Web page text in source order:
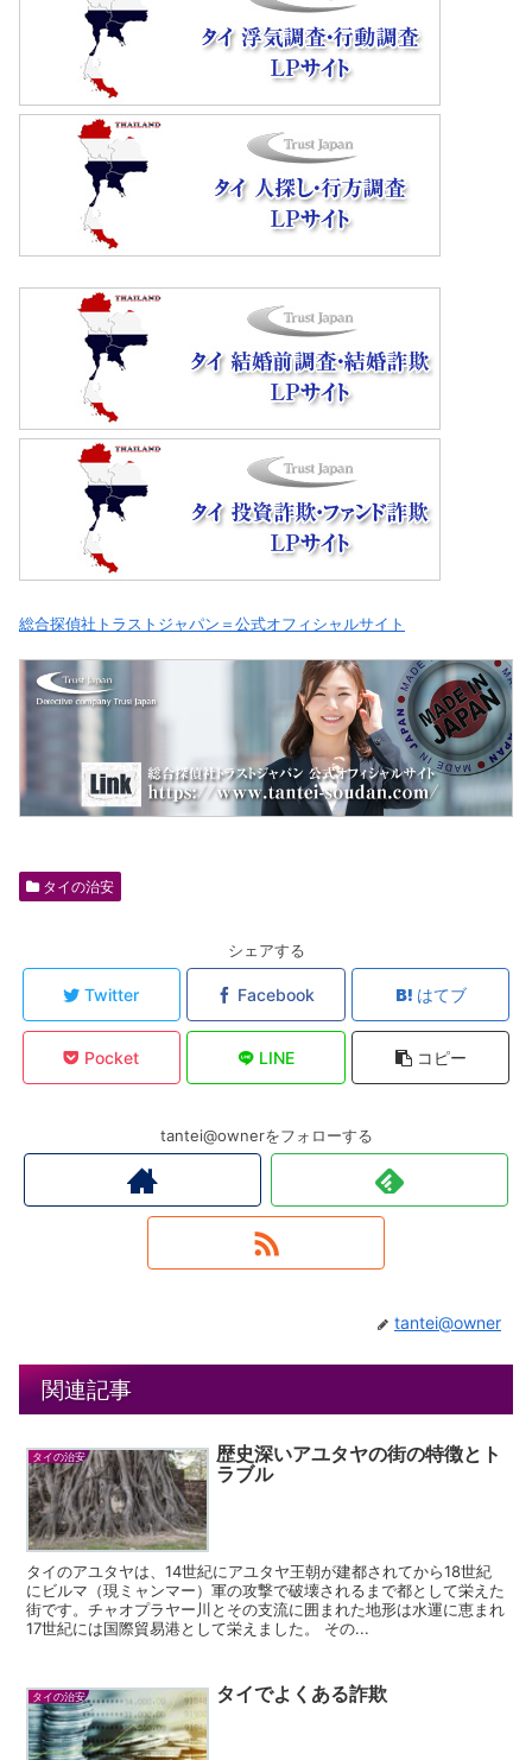
総合探偵社トラストジャパン＝公式オフィシャルサイト
タイの治安
シェアする
Twitter Facebook はてブ
Pocket LINE コピー
tantei@ownerをフォローする
tantei@owner
関連記事
タイの治安
歴史深いアユタヤの街の特徴とト
ラブル
タイのアユタヤは、14世紀にアユタヤ王朝が建都されてから18世紀
にビルマ（現ミャンマー）軍の攻撃で破壊されるまで都として栄えた
街です。チャオプラヤー川とその支流に囲まれた地形は水運に恵まれ
17世紀には国際貿易港として栄えました。 その...
タイの治安 タイでよくある詐欺